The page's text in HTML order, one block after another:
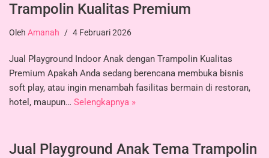
Trampolin Kualitas Premium
Oleh Amanah 4 Februari 2026
Jual Playground Indoor Anak dengan Trampolin Kualitas
Premium Apakah Anda sedang berencana membuka bisnis
soft play, atau ingin menambah fasilitas bermain di restoran,
hotel, maupun… Selengkapnya »
Jual Playground Anak Tema Trampolin